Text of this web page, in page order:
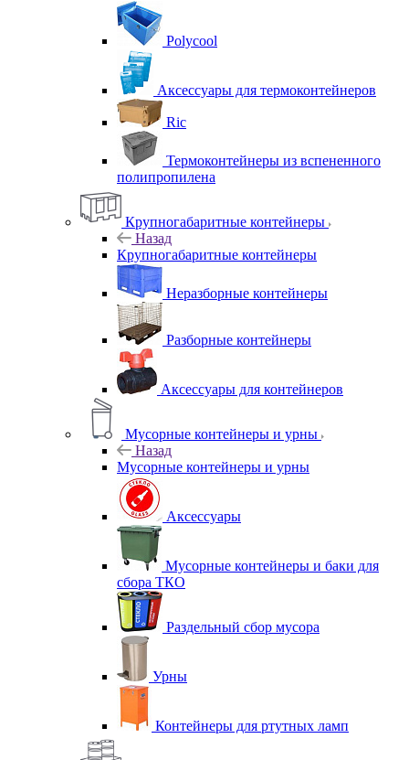
Polycool
Аксессуары для термоконтейнеров
Ric
Термоконтейнеры из вспененного
полипропилена
Крупногабаритные контейнеры
Назад
Крупногабаритные контейнеры
Неразборные контейнеры
Разборные контейнеры
Аксессуары для контейнеров
Мусорные контейнеры и урны
Назад
Мусорные контейнеры и урны
Аксессуары
Мусорные контейнеры и баки для
сбора ТКО
Раздельный сбор мусора
Урны
Контейнеры для ртутных ламп